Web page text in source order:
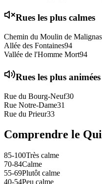
Rues les plus calmes
Chemin du Moulin de Malignas
Allée des Fontaines94
Vallée de l'Homme Mort94
Rues les plus animées
Rue du Bourg-Neuf30
Rue Notre-Dame31
Rue du Prieur33
Comprendre le
85-100Très calme
70-84Calme
55-69Plutôt calme
40-54Peu calme